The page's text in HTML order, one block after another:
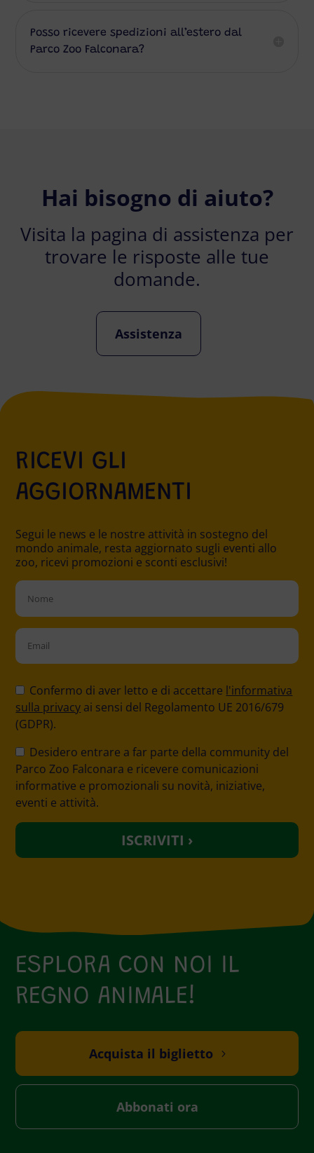
Posso ricevere spedizioni all’estero dal
Parco Zoo Falconara?
Hai bisogno di aiuto?
Visita la pagina di assistenza per
trovare le risposte alle tue
domande.
Assistenza
RICEVI GLI
AGGIORNAMENTI
Segui le news e le nostre attività in sostegno del
mondo animale, resta aggiornato sugli eventi allo
zoo, ricevi promozioni e sconti esclusivi!
l
e
a
e
l
e
a
v
t
f
e
l
d
y
.
Confermo di aver letto e di accettare l'informativa
sulla privacy ai sensi del Regolamento UE 2016/679
(GDPR).
Desidero entrare a far parte della community del
Parco Zoo Falconara e ricevere comunicazioni
informative e promozionali su novità, iniziative,
eventi e attività.
ESPLORA CON NOI IL
REGNO ANIMALE!
Acquista il biglietto
Abbonati ora